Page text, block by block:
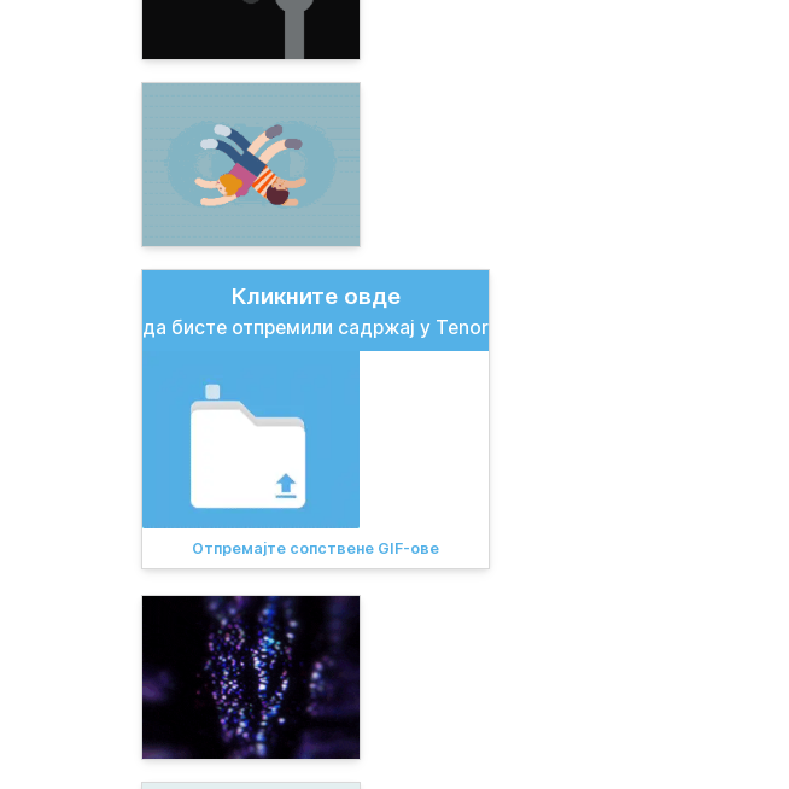
Кликните овде
да бисте отпремили садржај у Tenor
Отпремајте сопствене GIF-ове